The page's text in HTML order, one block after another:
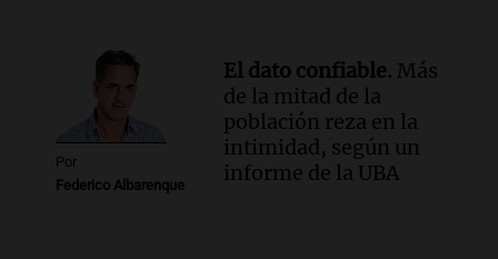
Ahora país
Episodios
Por
Federico Albarenque
El dato confiable. Más
de la mitad de la
población reza en la
intimidad, según un
informe de la UBA